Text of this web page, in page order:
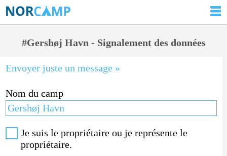
#Gershøj Havn - Signalement des données
Envoyer juste un message »
Nom du camp
Je suis le propriétaire ou je représente le
propriétaire.